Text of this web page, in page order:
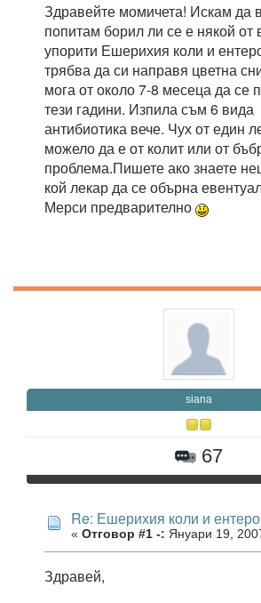
Здравейте момичета! Искам да
попитам борил ли се е някой от
упорити Ешерихия коли и
трябва да си направя цветна
мога от около 7-8 месеца да се
тези гадини. Изпила съм 6 вида
антибиотика вече. Чух от един
можело да е от колит или от
проблема.Пишете ако знаете
кой лекар да се обърна
Мерси предварително
siana
67
Re: Ешерихия коли и
« Отговор #1 -: Януари 19,
Здравей,